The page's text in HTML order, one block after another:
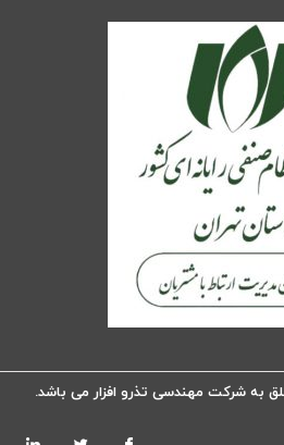
به شرکت مهندسی تذرو افزار می باشد.